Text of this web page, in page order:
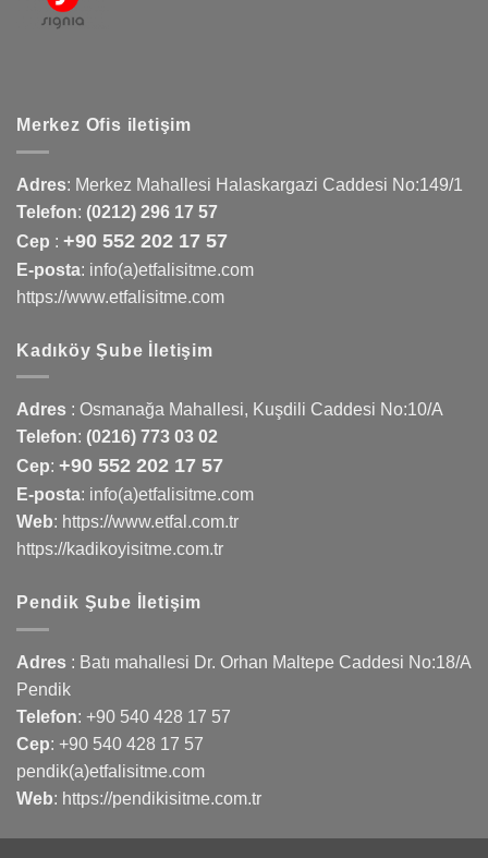
Merkez Ofis iletişim
Adres: Merkez Mahallesi Halaskargazi Caddesi No:149/1
Telefon: (0212) 296 17 57
Cep : +90 552 202 17 57
E-posta: info(a)etfalisitme.com
https://www.etfalisitme.com
Kadıköy Şube İletişim
Adres : Osmanağa Mahallesi, Kuşdili Caddesi No:10/A
Telefon: (0216) 773 03 02
Cep: +90 552 202 17 57
E-posta: info(a)etfalisitme.com
Web: https://www.etfal.com.tr
https://kadikoyisitme.com.tr
Pendik Şube İletişim
Adres : Batı mahallesi Dr. Orhan Maltepe Caddesi No:18/A
Pendik
Telefon: +90 540 428 17 57
Cep: +90 540 428 17 57
pendik(a)etfalisitme.com
Web: https://pendikisitme.com.tr